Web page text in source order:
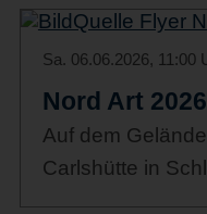
Sa. 06.06.2026, 11:00
Nord Art 2026
Auf dem
Carlshütte in